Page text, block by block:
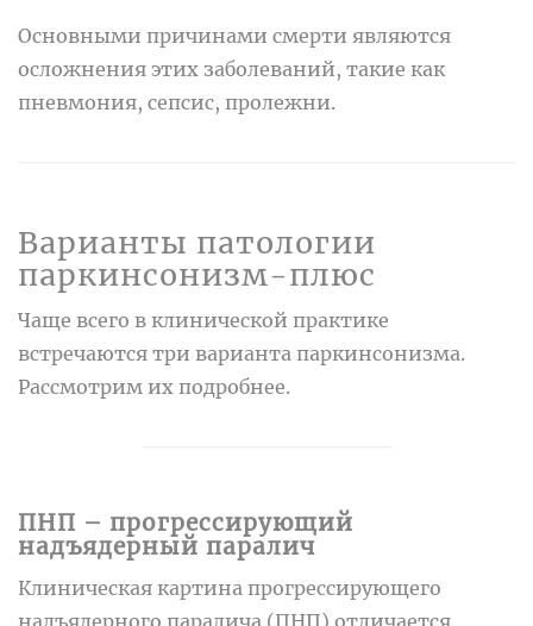
Основными причинами смерти являются
осложнения этих заболеваний, такие как
пневмония, сепсис, пролежни.
Варианты патологии
паркинсонизм-плюс
Чаще всего в клинической практике
встречаются три варианта паркинсонизма.
Рассмотрим их подробнее.
ПНП – прогрессирующий
надъядерный паралич
Клиническая картина прогрессирующего
надъядерного паралича (ПНП) отличается